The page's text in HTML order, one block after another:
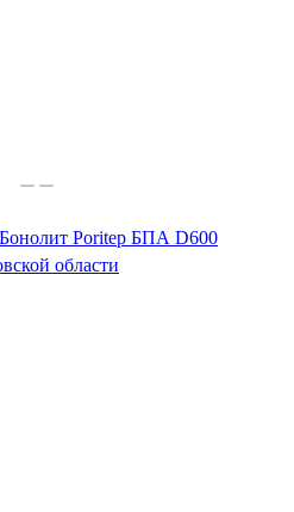
Poritep БПА D600
области